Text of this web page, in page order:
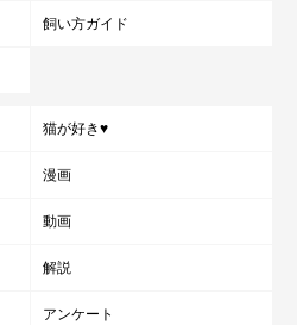
飼い方ガイド
猫が好き♥
漫画
動画
解説
アンケート